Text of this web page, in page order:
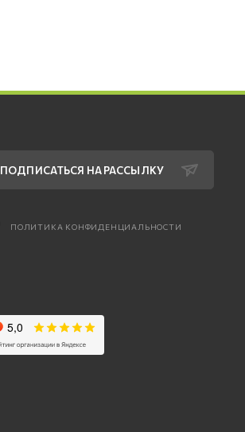
ПОДПИСАТЬСЯ НА РАССЫЛКУ
ПОЛИТИКА КОНФИДЕНЦИАЛЬНОСТИ